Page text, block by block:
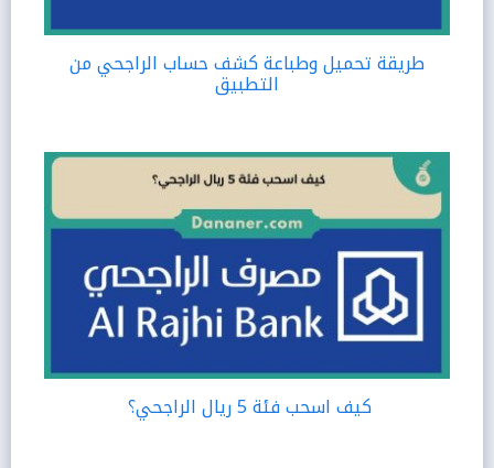
طريقة تحميل وطباعة كشف حساب الراجحي من
التطبيق
كيف اسحب فئة 5 ريال الراجحي؟